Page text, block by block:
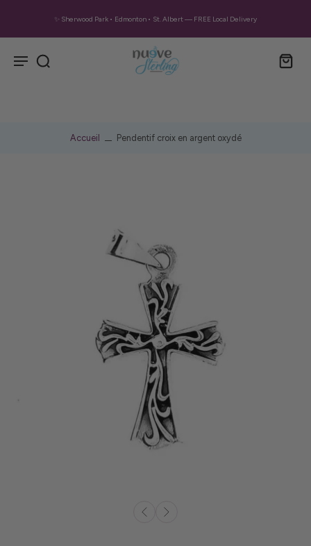
✨ Sherwood Park • Edmonton • St. Albert — FREE Local Delivery
Accueil Pendentif croix en argent oxydé